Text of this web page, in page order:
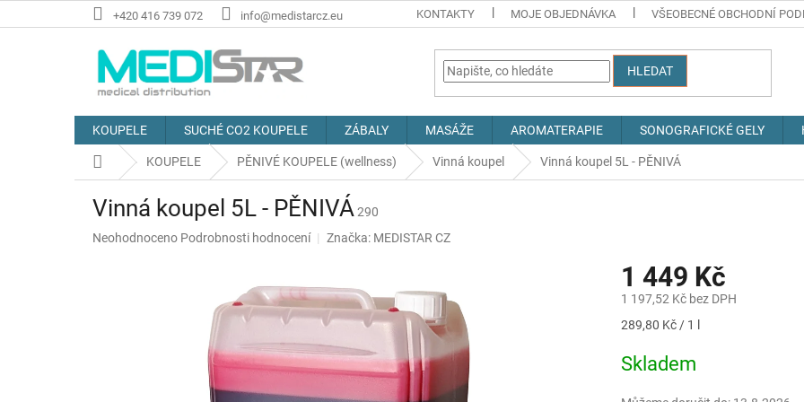
na
+420 416 739 072 info@medistarcz.eu KONTAKTY MOJE OBJEDNÁVKA VŠEOBECNÉ OBCHODNÍ
HLEDAT
KOUPELE SUCHÉ CO2 KOUPELE ZÁBALY MASÁŽE AROMATERAPIE SONOGRAFICKÉ GELY
Domů KOUPELE PĚNIVÉ KOUPELE (wellness) Vinná koupel Vinná koupel 5L - PĚNIVÁ
Vinná koupel 5L - PĚNIVÁ290
Průměrné
Neohodnoceno Podrobnosti hodnocení Značka: MEDISTAR CZ
1 449 Kč
1 197,52 Kč bez DPH
Měrná
289,80 Kč / 1 l
Skladem